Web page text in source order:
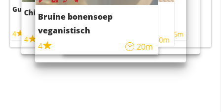
Guacamole
4
Chili con carne
4 45m
Bruine bonensoep
veganistisch
4
20m
Sushi rijstsalade
maaltijdsalade
40m
4 55m